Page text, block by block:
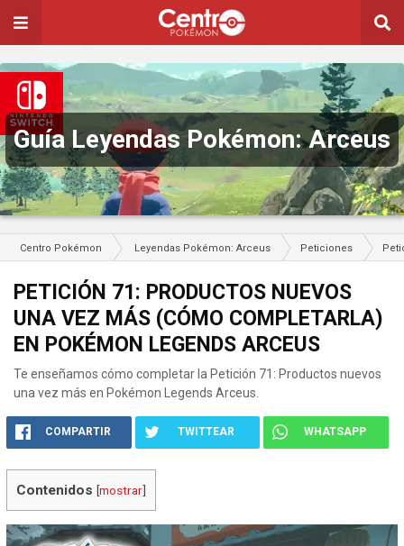
Guía Leyendas Pokémon: Arceus
Centro Pokémon Leyendas Pokémon: Arceus Peticiones
PETICIÓN 71: PRODUCTOS NUEVOS
UNA VEZ MÁS (CÓMO COMPLETARLA)
EN POKÉMON LEGENDS ARCEUS
Te enseñamos cómo completar la Petición 71: Productos nuevos
una vez más en Pokémon Legends Arceus.
COMPARTIR TWITTEAR WHATSAPP
Contenidos [mostrar]